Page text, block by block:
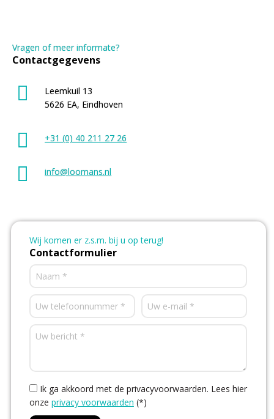
Vragen of meer informate?
Contactgegevens
Leemkuil 13
5626 EA, Eindhoven
+31 (0) 40 211 27 26
info@loomans.nl
Wij komen er z.s.m. bij u op terug!
Contactformulier
Ik ga akkoord met de privacyvoorwaarden. Lees hier
onze privacy voorwaarden (*)